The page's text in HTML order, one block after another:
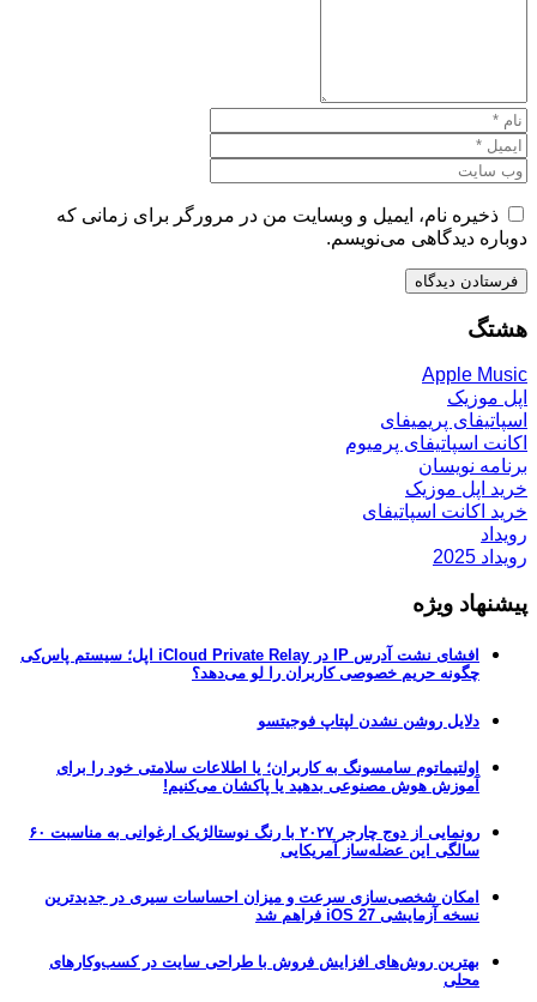
ذخیره نام، ایمیل و وبسایت من در مرورگر برای زمانی که
دوباره دیدگاهی می‌نویسم.
هشتگ
Apple Music
اپل موزیک
اسپاتیفای پریمیفای
اکانت اسپاتیفای پرمیوم
برنامه نویسان
خرید اپل موزیک
خرید اکانت اسپاتیفای
رویداد
رویداد 2025
پیشنهاد ویژه
افشای نشت آدرس IP در iCloud Private Relay اپل؛ سیستم پاس‌کی
چگونه حریم خصوصی کاربران را لو می‌دهد؟
دلایل روشن نشدن لپتاپ فوجیتسو
اولتیماتوم سامسونگ به کاربران؛ یا اطلاعات سلامتی خود را برای
آموزش هوش مصنوعی بدهید یا پاکشان می‌کنیم!
رونمایی از دوج چارجر ۲۰۲۷ با رنگ نوستالژیک ارغوانی به مناسبت ۶۰
سالگی این عضله‌ساز آمریکایی
امکان شخصی‌سازی سرعت و میزان احساسات سیری در جدیدترین
نسخه آزمایشی iOS 27 فراهم شد
بهترین روش‌های افزایش فروش با طراحی سایت در کسب‌وکارهای
محلی